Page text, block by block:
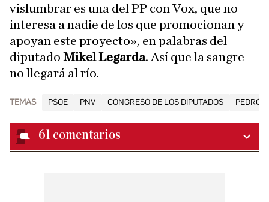
vislumbrar es una del PP con Vox, que no
interesa a nadie de los que promocionan y
apoyan este proyecto», en palabras del
diputado Mikel Legarda. Así que la sangre
no llegará al río.
TEMAS PSOE PNV CONGRESO DE LOS DIPUTADOS PEDRO
61 comentarios